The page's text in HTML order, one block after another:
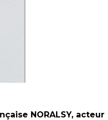
NORALSY, acteur